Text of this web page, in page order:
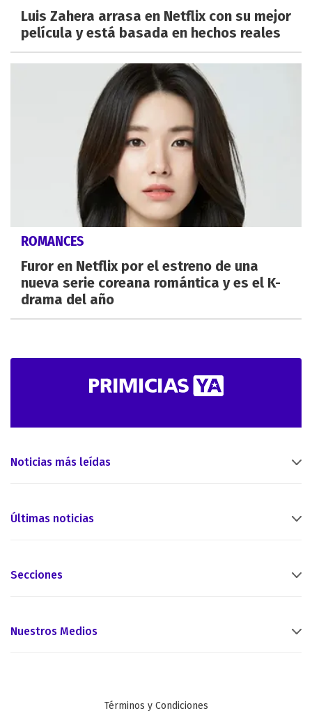
Luis Zahera arrasa en Netflix con su mejor
película y está basada en hechos reales
ROMANCES
Furor en Netflix por el estreno de una
nueva serie coreana romántica y es el K-
drama del año
Noticias más leídas
Últimas noticias
Secciones
Nuestros Medios
Términos y Condiciones